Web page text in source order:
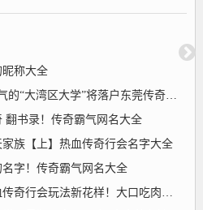
称大全
湾区大学”将落户东莞传奇霸气网名大全
翻书录！传奇霸气网名大全
族【上】热血传奇行会名字大全
字！传奇霸气网名大全
花样！大口吃肉大秤分金！兄弟一起爽快砍传奇